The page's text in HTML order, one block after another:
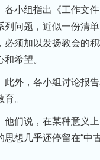
组指出《工作文件
列问题，近似一份清
必须加以发扬教会的
和希望。
，各小组讨论报告
育。
说，在某种意义上
思想几乎还停留在“中